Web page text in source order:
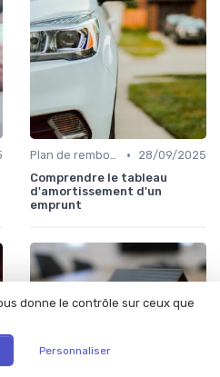
Plan de remboursement •
28/09/2025
Comprendre le tableau
d'amortissement d'un
emprunt
donne le contrôle sur ceux que
Personnaliser